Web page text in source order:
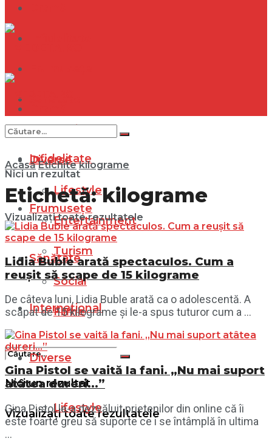
Internațional
Diverse
Lifestyle
Entertainment
Turism
Social
Filme
Nici un rezultat
Vizualizați toate rezultatele
Infidelitate
Frumusețe
Sănătate
Internațional
Diverse
Lifestyle
Nici un rezultat
Vizualizați toate rezultatele
Acasă Etichite kilograme
Etichetă:kilograme
Lidia Buble arată spectaculos. Cum a
reușit să scape de 15 kilograme
De câteva luni, Lidia Buble arată ca o adolescentă. A
scăpat de 15 kilograme și le-a spus tuturor cum a ...
Gina Pistol se vaită la fani. „Nu mai suport
atâtea dureri…”
Gina Pistol le-a dezvăluit prietenilor din online că îi
este foarte greu să suporte ce i se întâmplă în ultima
...